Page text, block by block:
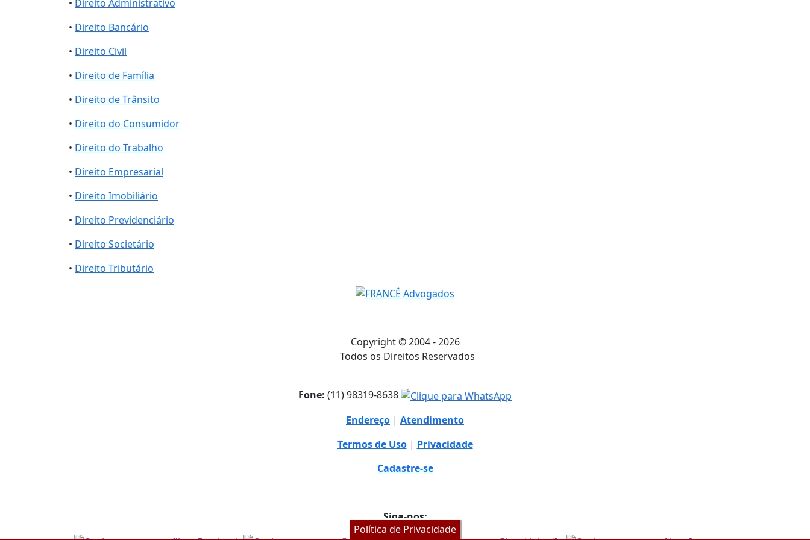
Política de Privacidade
• Direito Administrativo
• Direito Bancário
• Direito Civil
• Direito de Família
• Direito de Trânsito
• Direito do Consumidor
• Direito do Trabalho
• Direito Empresarial
• Direito Imobiliário
• Direito Previdenciário
• Direito Societário
• Direito Tributário
Copyright © 2004 - 2026
Todos os Direitos Reservados
Fone: (11) 98319-8638
Endereço | Atendimento
Termos de Uso| Privacidade
Cadastre-se
Siga-nos: